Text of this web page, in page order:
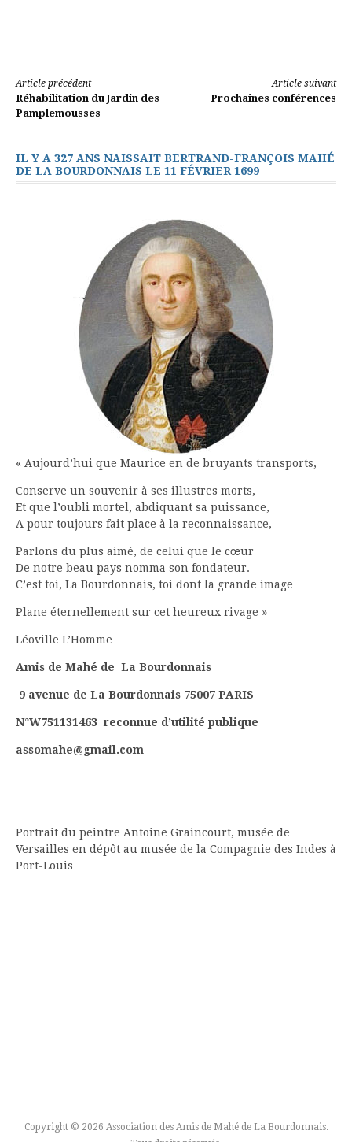
Lire
la
Article précédent
Réhabilitation du Jardin des
Pamplemousses
Article suivant
Prochaines conférences
IL Y A 327 ANS NAISSAIT BERTRAND-FRANÇOIS MAHÉ
DE LA BOURDONNAIS LE 11 FÉVRIER 1699
« Aujourd’hui que Maurice en de bruyants transports,
Conserve un souvenir à ses illustres morts,
Et que l’oubli mortel, abdiquant sa puissance,
A pour toujours fait place à la reconnaissance,
Parlons du plus aimé, de celui que le cœur
De notre beau pays nomma son fondateur.
C’est toi, La Bourdonnais, toi dont la grande image
Plane éternellement sur cet heureux rivage »
Léoville L’Homme
Amis de Mahé de La Bourdonnais
9 avenue de La Bourdonnais 75007 PARIS
N°W751131463 reconnue d’utilité publique
assomahe@gmail.com
Portrait du peintre Antoine Graincourt, musée de
Versailles en dépôt au musée de la Compagnie des Indes à
Port-Louis
Copyright © 2026 Association des Amis de Mahé de La Bourdonnais.